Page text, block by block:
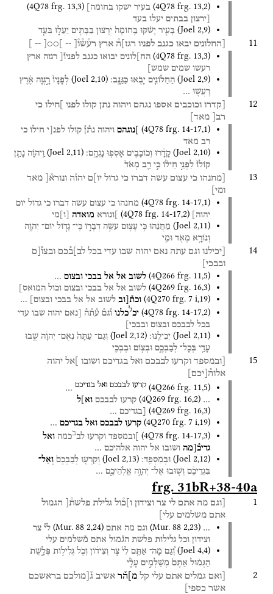
(4Q78 frg. 13,2) בעיר ישקו בחומה] (4Q78 frg. 13,3)
[ירצון בבתים יעלו בעד
(Joel 2,9) בָּעִ֣יר יָשֹׁ֗קּוּ בַּֽחוֹמָה֙ יְרֻצ֔וּן בַּבָּתִּ֖ים יַעֲל֑וּ בְּעַ֧ד
11 [החלונים יבאו כגנב לפניו רגז]ה֯ ארץ רע֯ש֯ו֯[ --
]○○[
--
(4Q78 frg. 13,3) הח]לונים יבואו כגנב לפניו֯[ רגזה ארץ
רעשו שמים שמש]
(Joel 2,9) הַחַלּוֹנִ֛ים יָבֹ֖אוּ כַּגַּנָּֽב׃ (Joel 2,10) לְפָנָיו֙ רָ֣גְזָה אֶ֔רֶץ
רָעֲשׁ֖וּ …
12 [קדרו וכוכבים אספו נגהם ויהוה נתן קולו לפני ]חילו כי
רב[
מאד]
(4Q78 frg. 14-17,1) ]נוגהם ויהוה נת֯ן֯ קולו לפנ[י חילו כי
רב מאד
(Joel 2,10) קָדָ֔רוּ וְכוֹכָבִ֖ים אָסְפ֥וּ נָגְהָֽם׃ (Joel 2,11) וַֽיהוָ֗ה נָתַ֤ן
קוֹלוֹ֙ לִפְנֵ֣י חֵיל֔וֹ כִּ֣י רַ֤ב מְאֹד֙
13 [מחנהו כי עצום עשה דברו כי גדול יו]ם יהו֯ה ונורא֯[
מאד
ומי]
(4Q78 frg. 14-17,1) מחנהו כי עצום עשה דברו כי גדול יום
יהוה]
(4Q78 frg. 14-17,2) ]ונורא מואדה ו מי
(Joel 2,11) מַחֲנֵ֔הוּ כִּ֥י עָצ֖וּם עֹשֵׂ֣ה דְבָר֑וֹ כִּֽי־ גָד֧וֹל יוֹם־ יְהוָ֛ה
וְנוֹרָ֥א מְאֹ֖ד וּמִ֥י
14 [יכילנו וגם עתה נאם יהוה שבו עדי בכל לב]ב֯כם ובצו֯[ם
ובבכי]
(4Q266 frg. 11,5) לשוב אל אל בבכי ובצום …
(4Q269 frg. 16,3) לשוב אל אל בבכי ובצום וכול המואס]
(4Q270 frg. 7 i,19) וכת֯[וב לשוב אל אל בבכי ובצום] …
(4Q78 frg. 14-17,2) יכלכלנו ו֯גם֯ ע֯ת֯ה֯ [נאם יהוה שבו עדי
בכל לבבכם ובצום ובבכי]
(Joel 2,11) יְכִילֶֽנּוּ׃ (Joel 2,12) וְגַם־ עַתָּה֙ נְאֻם־ יְהוָ֔ה שֻׁ֥בוּ
עָדַ֖י בְּכָל־ לְבַבְכֶ֑ם וּבְצ֥וֹם וּבְבְכִ֖י
15 [ובמספד וקרעו לבבכם ואל בגדיכם ושובו ]אל יהוה
אלוה֯ יכם
(4Q266 frg. 11,5) קרעו לבבכם ואל בגדיכם …
…
(4Q269 frg. 16,2) קרעו לבבכם וא]ל
(4Q269 frg. 16,3) [בגדיכם …
(4Q270 frg. 7 i,19) קרעו לבבכם ואל בגדיכם …
(4Q78 frg. 14-17,3) ]ובמספד וקרעו לבבכמה ואל
גדיכ֯[מה ושובו אל יהוה אלהיכם …
(Joel 2,12) וּבְמִסְפֵּֽד׃ (Joel 2,13) וְקִרְע֤וּ לְבַבְכֶם֙ וְאַל־
בִּגְדֵיכֶ֔ם וְשׁ֖וּבוּ אֶל־ יְהוָ֣ה אֱלֹֽהֵיכֶ֑ם …
frg. 31bR+38-40a
1 [וגם מה אתם לי צר וצידון ו]כ֯ול גלילת פלשת֯[
הגמול
אתם משלמים עלי]
…
(Mur. 88 2,23) וגם מה אתם (Mur. 88 2,24) לי֯ צר
וצידון וכל גלילות פלשת הג֯מול אתם מ֯שלמים עלי
(Joel 4,4) וְ֠גַם מָה־ אַתֶּ֥ם לִי֙ צֹ֣ר וְצִיד֔וֹן וְכֹ֖ל גְּלִיל֣וֹת פְּלָ֑שֶׁת
הַגְּמ֗וּל אַתֶּם֙ מְשַׁלְּמִ֣ים עָלָ֔י
2 [ואם גמלים אתם עלי קל מ]ה֯ר אשיב ג֯[מולכם בראשכם
אשר כספי]